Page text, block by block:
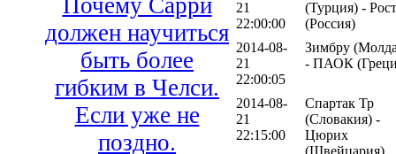
Почему Сарри
должен научиться
быть более
гибким в Челси.
Если уже не
поздно.
21
22:00:00
(Турция) -
(Россия)
2014-08-
21
22:00:05
Зимбру
- ПАОК
2014-08-
21
22:15:00
Спартак Тр
(Словакия) -
Цюрих
(Швейцария)